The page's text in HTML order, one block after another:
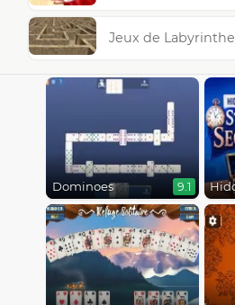
Jeux de Labyrinthe
Dominoes 9.1